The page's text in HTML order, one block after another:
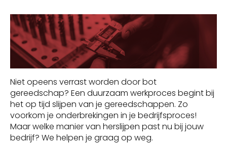
Niet opeens verrast worden door bot
gereedschap? Een duurzaam werkproces begint bij
het op tijd slijpen van je gereedschappen. Zo
voorkom je onderbrekingen in je bedrijfsproces!
Maar welke manier van herslijpen past nu bij jouw
bedrijf? We helpen je graag op weg.